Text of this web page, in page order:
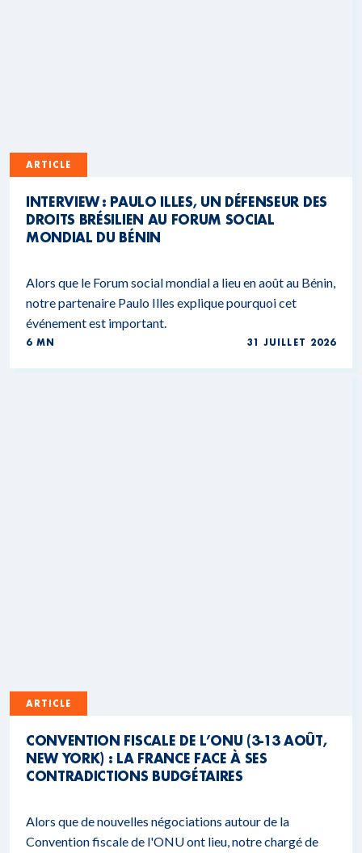
ARTICLE
INTERVIEW : PAULO ILLES, UN DÉFENSEUR DES
DROITS BRÉSILIEN AU FORUM SOCIAL
MONDIAL DU BÉNIN
Alors que le Forum social mondial a lieu en août au Bénin,
notre partenaire Paulo Illes explique pourquoi cet
événement est important.
6 MN 31 JUILLET 2026
ARTICLE
CONVENTION FISCALE DE L’ONU (3-13 AOÛT,
NEW YORK) : LA FRANCE FACE À SES
CONTRADICTIONS BUDGÉTAIRES
Alors que de nouvelles négociations autour de la
Convention fiscale de l'ONU ont lieu, notre chargé de